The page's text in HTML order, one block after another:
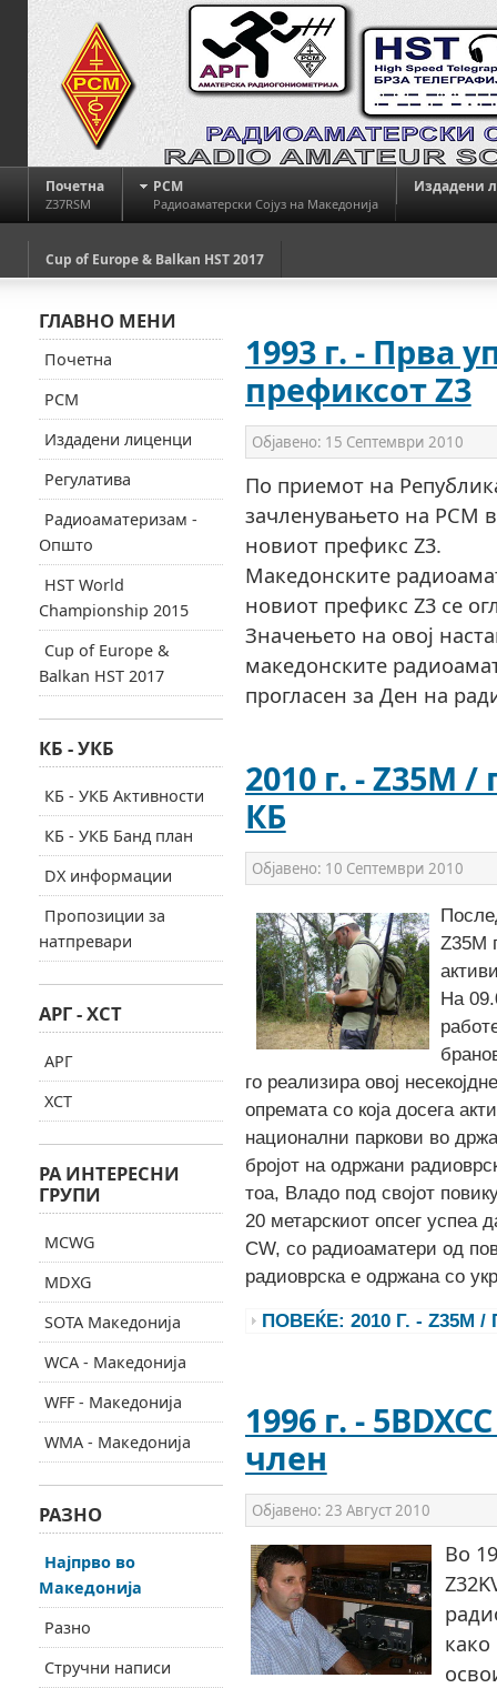
Почетна
Z37RSM
РСМ
Радиоаматерски Сојуз на Македонија
Издадени
Cup of Europe & Balkan HST 2017
1993 г. - Прва
префиксот Z3
Објавено: 15 Септември 2010
По приемот на
зачленувањето на РСМ
новиот префикс Z3.
Македонските
новиот префикс Z3 се
Значењето на овој
македонските
прогласен за Ден на
2010 г. - Z35M
КБ
Објавено: 10 Септември 2010
Z35M
На
го реализира овој
опремата со која досега
национални паркови во
бројот на одржани
тоа, Владо под свoјот
20 метарскиот опсег успеа
CW, со радиоаматери од
радиоврска е одржана со
ПОВЕЌЕ: 2010 Г. -
1996 г. -
член
Објавено: 23 Август 2010
Во
ГЛАВНО МЕНИ
Почетна
РСМ
Издадени лиценци
Регулатива
Радиоаматеризам -
Општо
HST World
Championship 2015
Cup of Europe &
Balkan HST 2017
КБ - УКБ
КБ - УКБ Активности
КБ - УКБ Банд план
DX информации
Пропозиции за
натпревари
АРГ - ХСТ
АРГ
ХСТ
РА ИНТЕРЕСНИ
ГРУПИ
MCWG
MDXG
SOTA Македонија
WCA - Македонија
WFF - Македонија
WMA - Македонија
РАЗНО
Најпрво во
Македонија
Разно
Стручни написи